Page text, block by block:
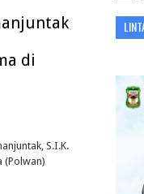
di
S.I.K.
(Polwan)